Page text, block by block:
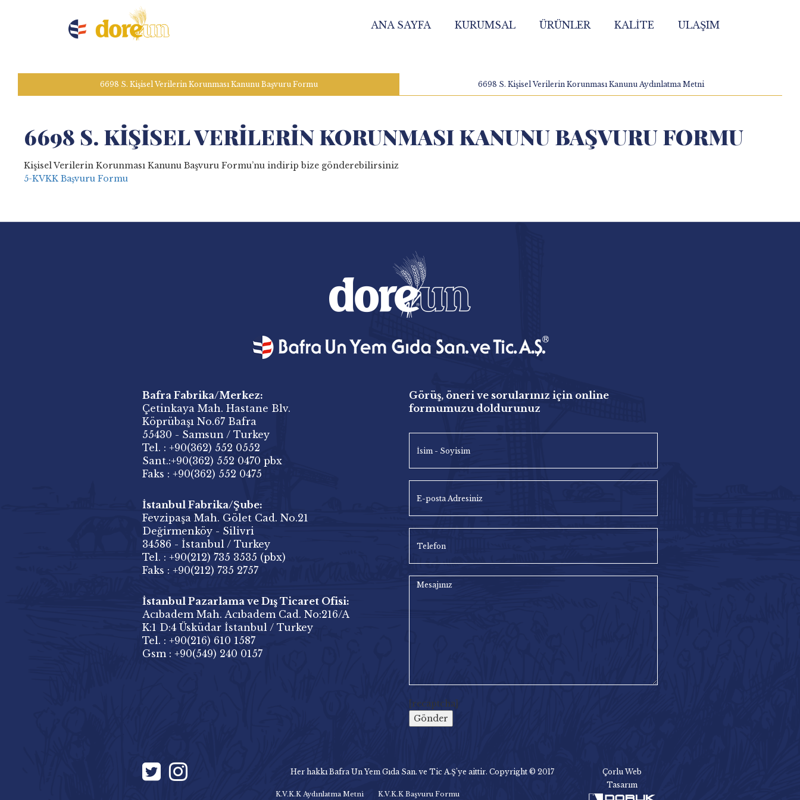
ANA SAYFA KURUMSAL ÜRÜNLER KALİTE ULAŞIM
6698 S. Kişisel Verilerin Korunması Kanunu Başvuru Formu 6698 S. Kişisel Verilerin Korunması Kanunu Aydınlatma Metni
6698 S. KIŞISEL VERILERIN KORUNMASI KANUNU BAŞVURU FORMU
Kişisel Verilerin Korunması Kanunu Başvuru Formu’nu indirip bize gönderebilirsiniz
5-KVKK Başvuru Formu
Bafra Fabrika/Merkez:
Çetinkaya Mah. Hastane Blv.
Köprübaşı No.67 Bafra
55430 - Samsun / Turkey
Tel. : +90(362) 552 0552
Sant.:+90(362) 552 0470 pbx
Faks : +90(362) 552 0475
İstanbul Fabrika/Şube:
Fevzipaşa Mah. Gölet Cad. No.21
Değirmenköy - Silivri
34586 - İstanbul / Turkey
Tel. : +90(212) 735 3535 (pbx)
Faks : +90(212) 735 2757
İstanbul Pazarlama ve Dış Ticaret Ofisi:
Acıbadem Mah. Acıbadem Cad. No:216/A
K:1 D:4 Üsküdar İstanbul / Turkey
Tel. : +90(216) 610 1587
Gsm : +90(549) 240 0157
Görüş, öneri ve sorularınız için online
formumuzu doldurunuz
[recaptcha]
Her hakkı Bafra Un Yem Gıda San. ve Tic A.Ş’ye aittir. Copyright © 2017
K.V.K.K Aydınlatma Metni K.V.K.K Başvuru Formu
Çorlu Web
Tasarım